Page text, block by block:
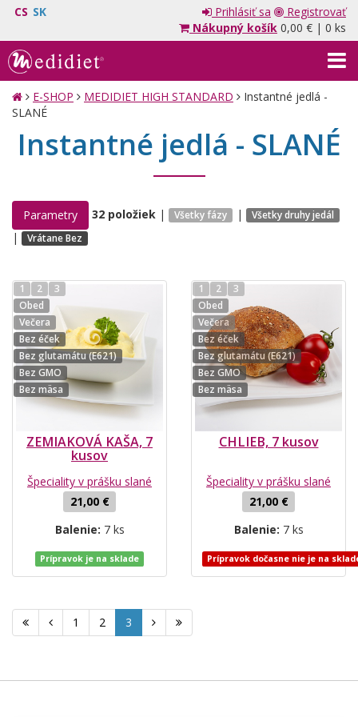
CS SK Prihlásiť sa
Registrovať
Nákupný košík 0,00 €| 0 ks
E-SHOP MEDIDIET HIGH STANDARD
Instantné jedlá -
SLANÉ
Instantné jedlá - SLANÉ
Parametry 32 položiek | Všetky fázy | Všetky druhy jedál
| Vrátane Bez
1 2
3
Obed
Večera
Bez éček
Bez glutamátu (E621)
Bez GMO
Bez mäsa
ZEMIAKOVÁ KAŠA, 7
kusov
Špeciality v prášku slané
21,00 €
Balenie: 7 ks
Prípravok je na sklade
1 2
3
Obed
Večera
Bez éček
Bez glutamátu (E621)
Bez GMO
Bez mäsa
CHLIEB, 7 kusov
Špeciality v prášku slané
21,00 €
Balenie: 7 ks
Prípravok dočasne nie je na
1 2 3